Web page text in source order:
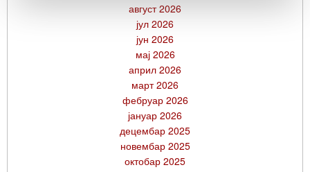
август 2026
јул 2026
јун 2026
мај 2026
април 2026
март 2026
фебруар 2026
јануар 2026
децембар 2025
новембар 2025
октобар 2025